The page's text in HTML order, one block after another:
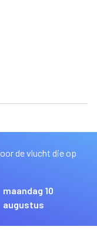
de vlucht die op
maandag 10
augustus